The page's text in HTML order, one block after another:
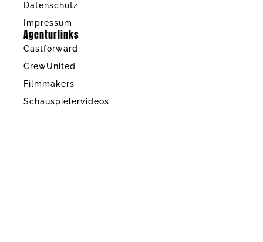
Datenschutz
Impressum
Agenturlinks
Castforward
CrewUnited
Filmmakers
Schauspielervideos